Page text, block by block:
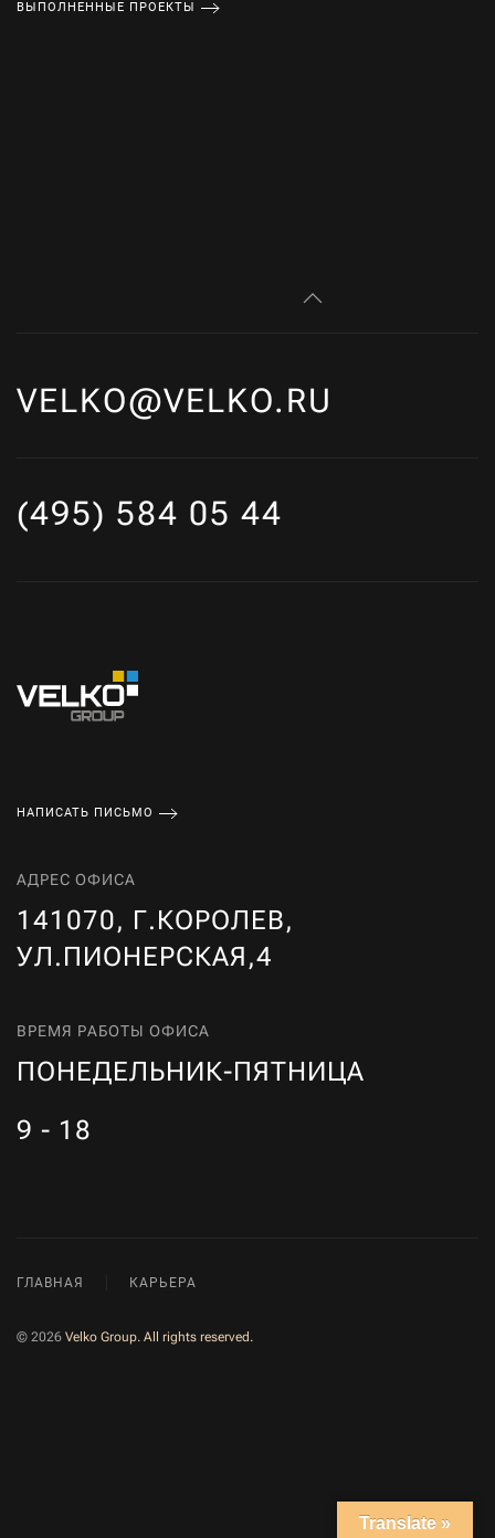
ВЫПОЛНЕННЫЕ ПРОЕКТЫ
VELKO@VELKO.RU
(495) 584 05 44
НАПИСАТЬ ПИСЬМО
АДРЕС ОФИСА
141070, Г.КОРОЛЕВ,
УЛ.ПИОНЕРСКАЯ,4
ВРЕМЯ РАБОТЫ ОФИСА
ПОНЕДЕЛЬНИК-ПЯТНИЦА
9 - 18
ГЛАВНАЯ КАРЬЕРА
© 2026 Velko Group. All rights reserved.
Translate »